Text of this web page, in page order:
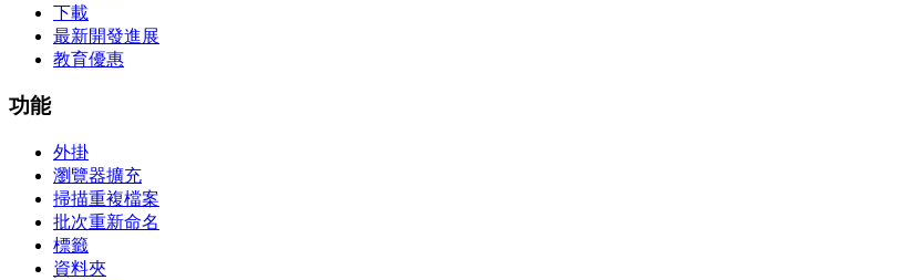
下載
最新開發進展
教育優惠
功能
外掛
瀏覽器擴充
掃描重複檔案
批次重新命名
標籤
資料夾